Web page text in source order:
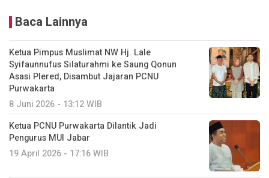
Baca Lainnya
Ketua Pimpus Muslimat NW Hj. Lale
Syifaunnufus Silaturahmi ke Saung Qonun
Asasi Plered, Disambut Jajaran PCNU
Purwakarta
8 Juni 2026 - 13:12 WIB
Ketua PCNU Purwakarta Dilantik Jadi
Pengurus MUI Jabar
19 April 2026 - 17:16 WIB